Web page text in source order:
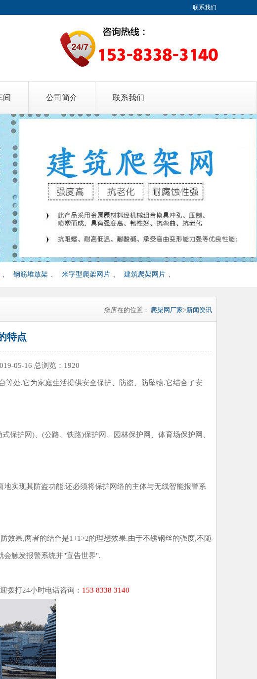
联系我们
间 公司简介 联系我们
、 钢筋堆放架 、 米字型爬架网片 、 建筑爬架网片 、
您所在的位置： 爬架网厂家>新闻资讯
特点
05-16 总浏览： 1920
处.它为家庭生活提供安全保护、防盗、防坠物.它结合了安
护网)、(公路、铁路)保护网、园林保护网、体育场保护网、
实现其防盗功能.还必须将保护网络的主体与无线智能报警系
果,两者的结合是1+1>2的理想效果.由于不锈钢丝的强度,不随
会触发报警系统并"宣告世界".
拨打24小时电话咨询： 153 8338 3140